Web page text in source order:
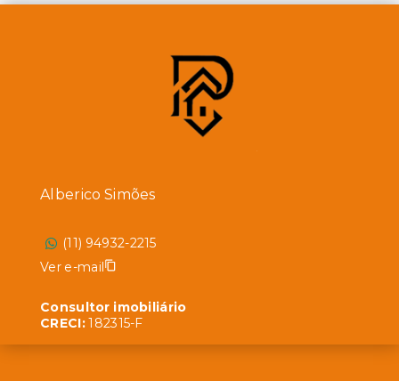
Alberico Simões
(11) 94932-2215
Ver e-mail
Consultor imobiliário
CRECI:182315-F